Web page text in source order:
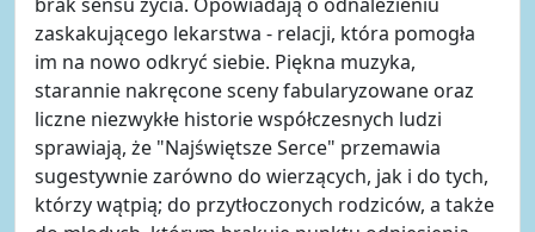
zaskakującego lekarstwa - relacji, która pomogła
im na nowo odkryć siebie. Piękna muzyka,
starannie nakręcone sceny fabularyzowane oraz
liczne niezwykłe historie współczesnych ludzi
sprawiają, że "Najświętsze Serce" przemawia
sugestywnie zarówno do wierzących, jak i do tych,
którzy wątpią; do przytłoczonych rodziców, a także